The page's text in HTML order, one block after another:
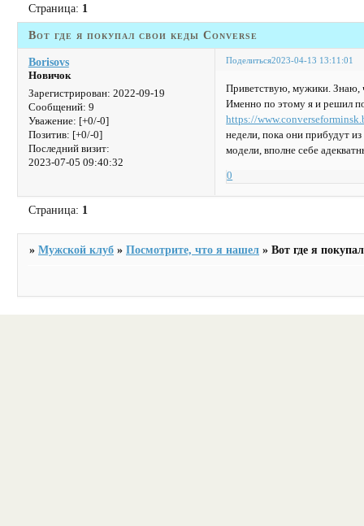
Вот где я покупал свои кеды Converse
Страница: 1
Поделиться2023-04-13 13:11:01
Borisovs
Новичок
Зарегистрирован: 2022-09-19
Сообщений: 9
Уважение: [+0/-0]
Позитив: [+0/-0]
Последний визит:
2023-07-05 09:40:32
Приветствую, мужики. Знаю,
Именно по этому я и решил
https://
недели, пока они прибудут
модели, вполне себе
0
Страница: 1
»Мужской клуб »Посмотрите, что я нашел »Вот где я